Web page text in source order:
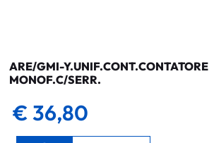
ARE/GMI-Y.UNIF.CONT.CONTATORE
MONOF.C/SERR.
€ 36,80